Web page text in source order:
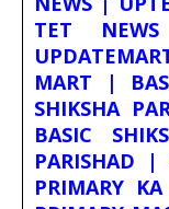
TET
MART |
SHIKSHA
BASIC
PARISHAD |
PRIMARY